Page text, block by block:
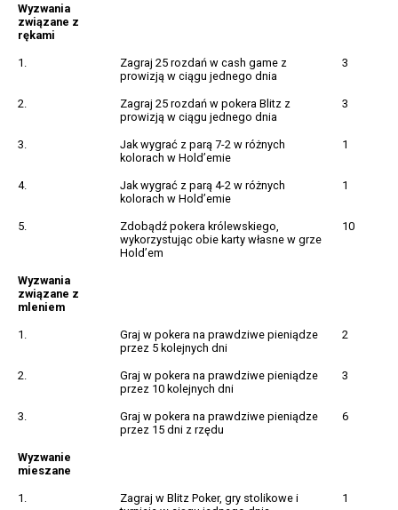
Wyzwania
związane z
rękami
1.
Zagraj 25 rozdań w cash game z
prowizją w ciągu jednego dnia
3
2.
Zagraj 25 rozdań w pokera Blitz z
prowizją w ciągu jednego dnia
3
3.
Jak wygrać z parą 7-2 w różnych
kolorach w Hold’emie
1
4.
Jak wygrać z parą 4-2 w różnych
kolorach w Hold’emie
1
5.
Zdobądź pokera królewskiego,
wykorzystując obie karty własne w grze
Hold’em
10
Wyzwania
związane z
mleniem
1.
Graj w pokera na prawdziwe pieniądze
przez 5 kolejnych dni
2
2.
Graj w pokera na prawdziwe pieniądze
przez 10 kolejnych dni
3
3.
Graj w pokera na prawdziwe pieniądze
przez 15 dni z rzędu
6
Wyzwanie
mieszane
1.
Zagraj w Blitz Poker, gry stolikowe i
1